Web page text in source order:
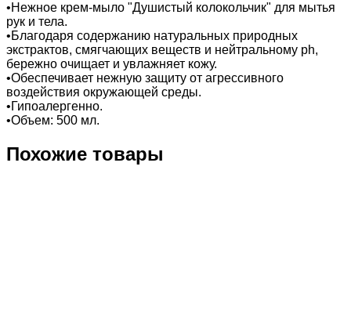
•Нежное крем-мыло "Душистый колокольчик" для мытья
рук и тела.
•Благодаря содержанию натуральных природных
экстрактов, смягчающих веществ и нейтральному ph,
бережно очищает и увлажняет кожу.
•Обеспечивает нежную защиту от агрессивного
воздействия окружающей среды.
•Гипоалергенно.
•Объем: 500 мл.
Похожие товары